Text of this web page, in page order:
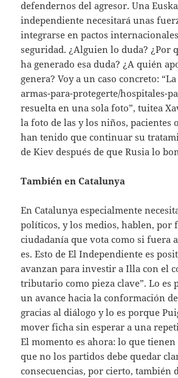
defendernos del agresor. Una
independiente necesitará unas
integrarse en pactos
seguridad. ¿Alguien lo duda? ¿Por
ha generado esa duda? ¿A quién
genera? Voy a un caso concreto:
armas-para-protegerte/hospitales-
resuelta en una sola foto”, tuitea
la foto de las y los niños, pacientes
han tenido que continuar su
de Kiev después de que Rusia lo
También en Catalunya
En Catalunya especialmente
políticos, y los medios, hablen, por
ciudadanía que vota como si fuera
es. Esto de El Independiente es
avanzan para investir a Illa con el
tributario como pieza clave”. Lo es
un avance hacia la conformación
gracias al diálogo y lo es porque
mover ficha sin esperar a una
El momento es ahora: lo que
que no los partidos debe quedar
consecuencias, por cierto, también